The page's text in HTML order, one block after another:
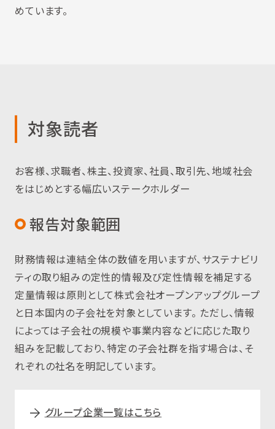
めています。
対象読者
お客様、求職者、株主、投資家、社員、取引先、地域社会
をはじめとする幅広いステークホルダー
報告対象範囲
財務情報は連結全体の数値を用いますが、サステナビリ
ティの取り組みの定性的情報及び定性情報を補足する
定量情報は原則として株式会社オープンアップグループ
と日本国内の子会社を対象としています。 ただし、情報
によっては子会社の規模や事業内容などに応じた取り
組みを記載しており、特定の子会社群を指す場合は、そ
れぞれの社名を明記しています。
グループ企業一覧はこちら